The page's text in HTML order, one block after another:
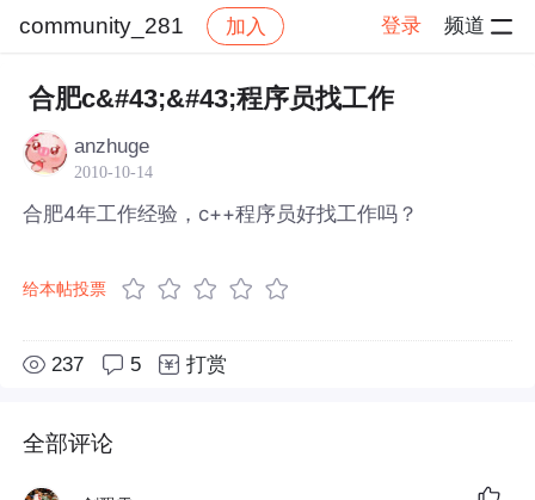
community_281 加入 登录 频道
社区 community_281 帖子详情
合肥c&#43;&#43;程序员找工作
anzhuge
2010-10-14
合肥4年工作经验，c++程序员好找工作吗？
给本帖投票
237 5 打赏
全部评论